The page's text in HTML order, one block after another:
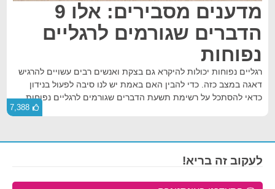
מדענים מסבירים: אלו 9
הדברים שגורמים לרגליים
נפוחות
רגליים נפוחות יכולות להיקרא גם בצקת ואנשים רבים עשויים להרגיש
דאגה במצב כזה. כדי להבין האם באמת יש לנו סיבה לפעול בנידון
כדאי להסתכל על רשימת תשעת הדברים שגורמים לרגליים נפוחות.
7,388
לעקוב זה בריא!